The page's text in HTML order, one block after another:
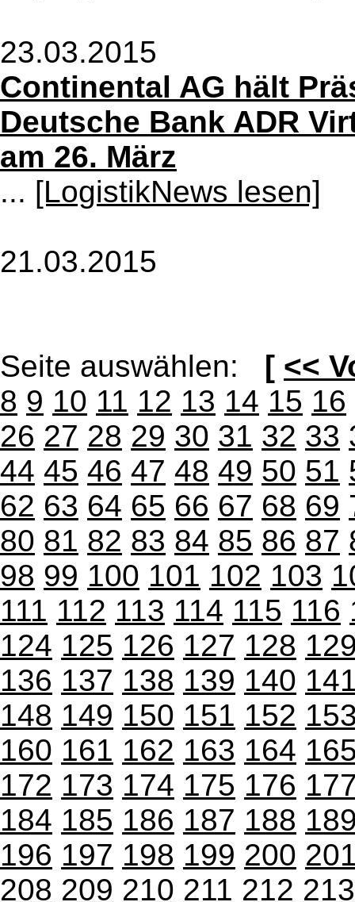
23.03.2015
Continental AG hält
Deutsche Bank ADR
am 26. März
... [LogistikNews lesen]
21.03.2015
Seite auswählen: [ <<
8 9 10 11 12 13 14 15 16
26 27 28 29 30 31 32 33
44 45 46 47 48 49 50 51
62 63 64 65 66 67 68 69
80 81 82 83 84 85 86 87
98 99 100 101 102 103
111 112 113 114 115 116
124 125 126 127 128
136 137 138 139 140
148 149 150 151 152
160 161 162 163 164
172 173 174 175 176
184 185 186 187 188
196 197 198 199 200
208 209 210 211 212 213